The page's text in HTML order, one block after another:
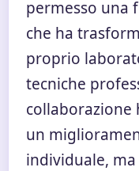
permesso una
che ha
proprio
tecniche
collaborazione
un
individuale,